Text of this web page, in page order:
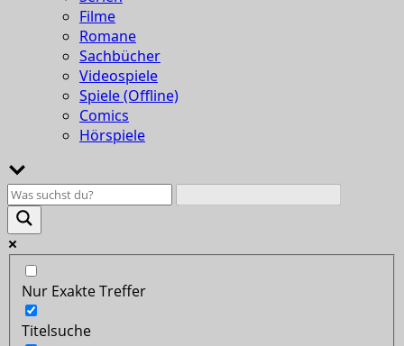
Filme
Romane
Sachbücher
Videospiele
Spiele (Offline)
Comics
Hörspiele
Nur Exakte Treffer
Titelsuche